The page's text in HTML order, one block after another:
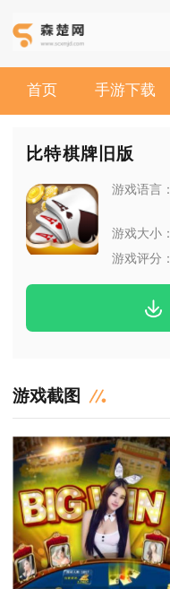
首页 手游下载
比特棋牌旧版
游戏语言：
游戏大小：
游戏评分：
游戏截图